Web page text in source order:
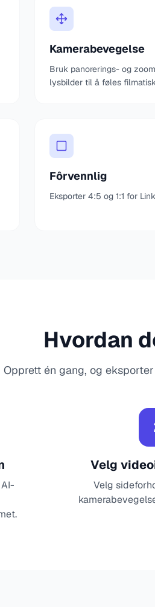
Kamerabevegelse
Bruk panorerings- og
lysbilder til å føles
Fôrvennlig
Eksporter 4:5 og 1:1 for
Hvordan
Opprett én gang, og
Velg
Velg